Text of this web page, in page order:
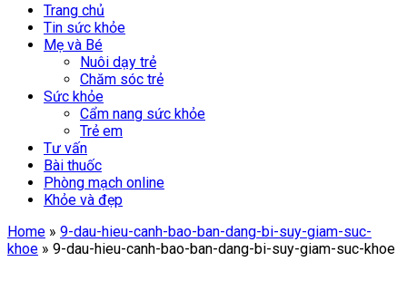
Trang chủ
Tin sức khỏe
Mẹ và Bé
Nuôi dạy trẻ
Chăm sóc trẻ
Sức khỏe
Cẩm nang sức khỏe
Trẻ em
Tư vấn
Bài thuốc
Phòng mạch online
Khỏe và đẹp
Home » 9-dau-hieu-canh-bao-ban-dang-bi-suy-giam-suc-
khoe » 9-dau-hieu-canh-bao-ban-dang-bi-suy-giam-suc-khoe